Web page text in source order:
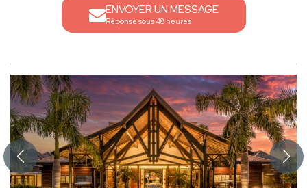
ENVOYER UN MESSAGE
Réponse sous 48 heures